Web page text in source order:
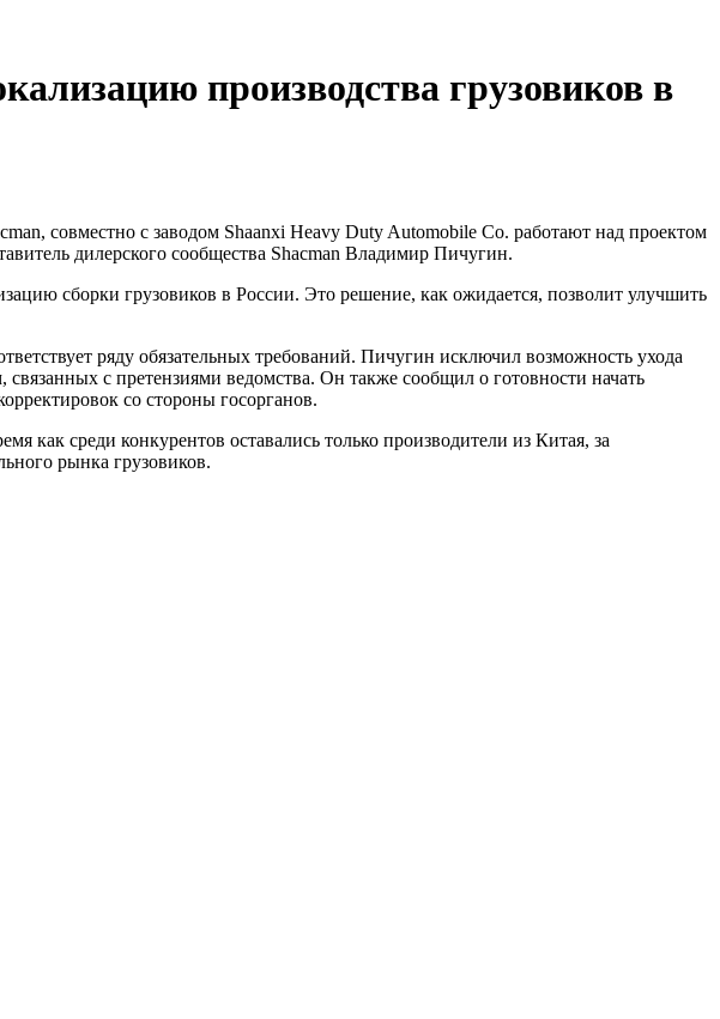
производства грузовиков в
дилерского сообщества Shacman Владимир Пичугин.
сборки грузовиков в России. Это решение, как ожидается, позволит улучшить
ряду обязательных требований. Пичугин исключил возможность ухода
с претензиями ведомства. Он также сообщил о готовности начать
со стороны госорганов.
как среди конкурентов оставались только производители из Китая, за
рынка грузовиков.